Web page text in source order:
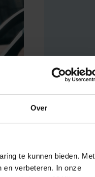
Over
te kunnen bieden. Met
en verbeteren. In onze
van